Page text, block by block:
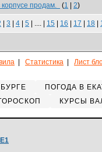
продам. (1 2)
3 4 5 | .... | 15 16 17 18
Статистика Лист
ПОГОДА В
КУРСЫ